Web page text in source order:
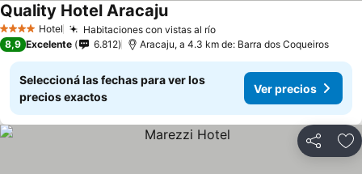
4 EstrellasHotel Habitaciones con vistas al río
Quality Hotel Aracaju
8,9 Excelente 6.812 Aracaju, a 4.3 km de: Barra dos Coqueiros
Seleccioná las fechas para ver los
precios exactos
Ver precios
Compartir